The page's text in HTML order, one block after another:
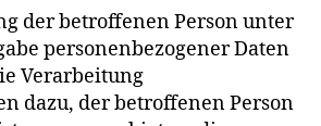
der betroffenen Person unter
personenbezogener Daten
Verarbeitung
dazu, der betroffenen Person